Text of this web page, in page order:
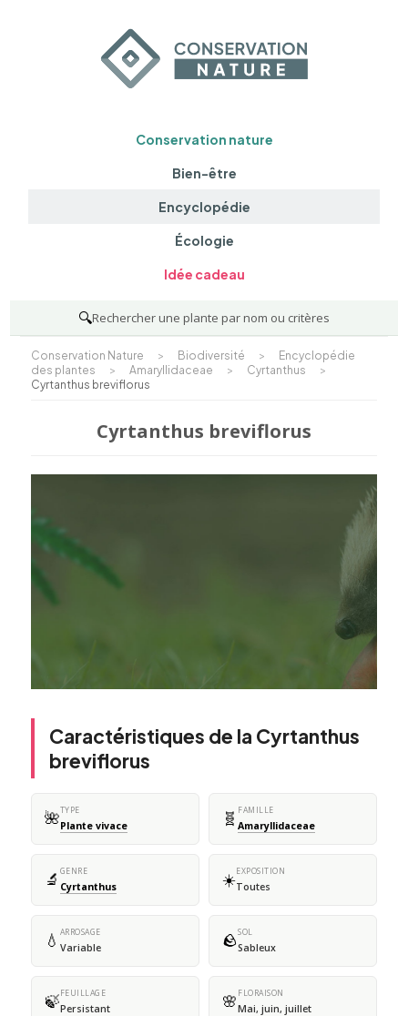
Conservation nature
Bien-être
Encyclopédie
Écologie
Idée cadeau
🔍Rechercher une plante par nom ou critères
Conservation Nature > Biodiversité >
Encyclopédie
des plantes
> Amaryllidaceae > Cyrtanthus
>
Cyrtanthus breviflorus
Cyrtanthus breviflorus
Caractéristiques de la Cyrtanthus
breviflorus
🌺TYPE
Plante vivace 🧬 FAMILLE
Amaryllidaceae
🔬 GENRE
Cyrtanthus ☀️EXPOSITION
Toutes
💧 ARROSAGE
Variable 🪨SOL
Sableux
🍃FEUILLAGE
Persistant 🌸 FLORAISON
Mai, juin, juillet